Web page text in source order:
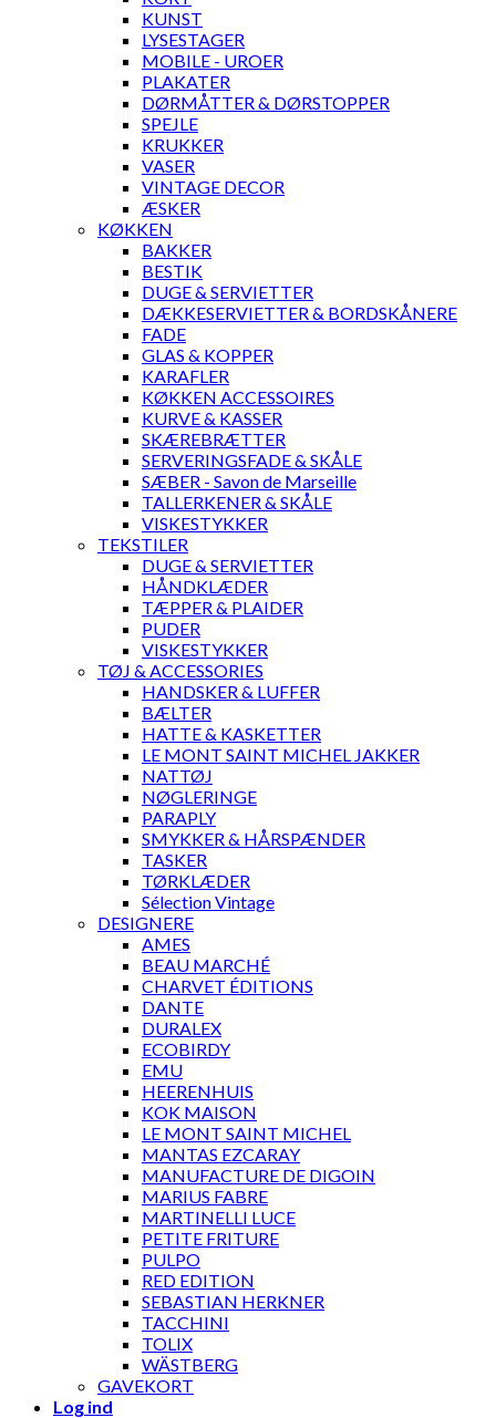
KUNST
LYSESTAGER
MOBILE - UROER
PLAKATER
DØRMÅTTER & DØRSTOPPER
SPEJLE
KRUKKER
VASER
VINTAGE DECOR
ÆSKER
KØKKEN
BAKKER
BESTIK
DUGE & SERVIETTER
DÆKKESERVIETTER & BORDSKÅNERE
FADE
GLAS & KOPPER
KARAFLER
KØKKEN ACCESSOIRES
KURVE & KASSER
SKÆREBRÆTTER
SERVERINGSFADE & SKÅLE
SÆBER - Savon de Marseille
TALLERKENER & SKÅLE
VISKESTYKKER
TEKSTILER
DUGE & SERVIETTER
HÅNDKLÆDER
TÆPPER & PLAIDER
PUDER
VISKESTYKKER
TØJ & ACCESSORIES
HANDSKER & LUFFER
BÆLTER
HATTE & KASKETTER
LE MONT SAINT MICHEL JAKKER
NATTØJ
NØGLERINGE
PARAPLY
SMYKKER & HÅRSPÆNDER
TASKER
TØRKLÆDER
Sélection Vintage
DESIGNERE
AMES
BEAU MARCHÉ
CHARVET ÉDITIONS
DANTE
DURALEX
ECOBIRDY
EMU
HEERENHUIS
KOK MAISON
LE MONT SAINT MICHEL
MANTAS EZCARAY
MANUFACTURE DE DIGOIN
MARIUS FABRE
MARTINELLI LUCE
PETITE FRITURE
PULPO
RED EDITION
SEBASTIAN HERKNER
TACCHINI
TOLIX
WÄSTBERG
GAVEKORT
Log ind